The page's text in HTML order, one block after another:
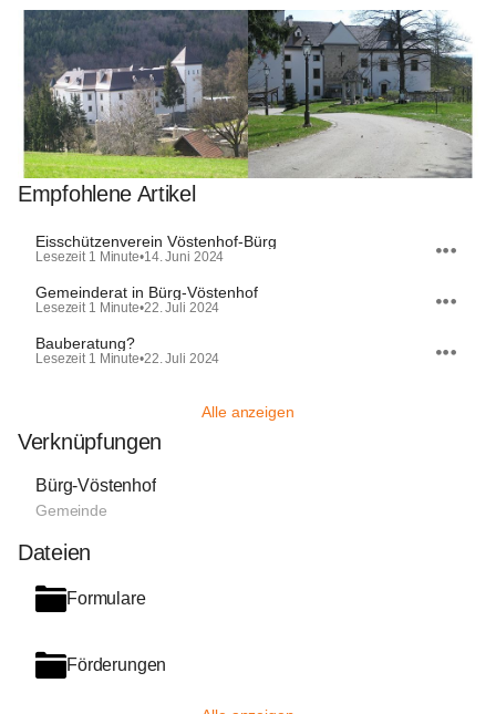
Empfohlene Artikel
Eisschützenverein Vöstenhof-Bürg
Lesezeit 1 Minute•14. Juni 2024
Gemeinderat in Bürg-Vöstenhof
Lesezeit 1 Minute•22. Juli 2024
Bauberatung?
Lesezeit 1 Minute•22. Juli 2024
Alle anzeigen
Verknüpfungen
Bürg-Vöstenhof
Gemeinde
Dateien
Formulare
Förderungen